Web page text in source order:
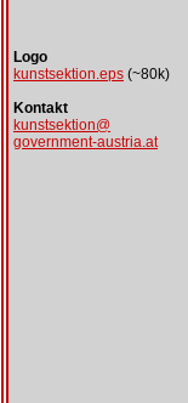
Logo
kunstsektion.eps (~80k)
Kontakt
kunstsektion@
government-austria.at